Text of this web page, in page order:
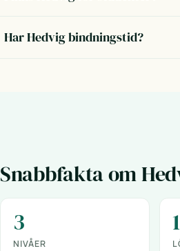
Har Hedvig bindningstid?
Snabbfakta om
3
NIVÅER